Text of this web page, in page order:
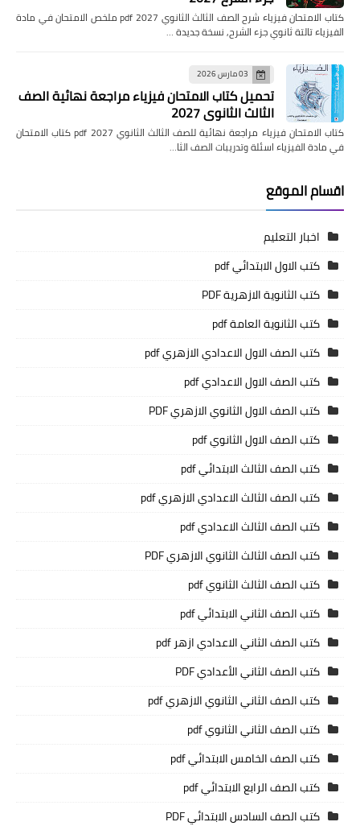
كتاب الامتحان فيزياء شرح الصف الثالث الثانوي pdf 2027 ملخص الامتحان في مادة
الفيزياء تالتة ثانوي جزء الشرح, نسخة جديدة …
03 مارس 2026
تحميل كتاب الامتحان فيزياء مراجعة نهائية الصف
الثالث الثانوي 2027
كتاب الامتحان فيزياء مراجعة نهائية للصف الثالث الثانوي pdf 2027 كتاب الامتحان
في مادة الفيزياء اسئلة وتدريبات الصف الثا…
اقسام الموقع
اخبار التعليم
كتب الاول الابتدائي pdf
كتب الثانوية الازهرية PDF
كتب الثانوية العامة pdf
كتب الصف الاول الاعدادي الازهري pdf
كتب الصف الاول الاعدادي pdf
كتب الصف الاول الثانوي الازهري PDF
كتب الصف الاول الثانوي pdf
كتب الصف الثالث الابتدائي pdf
كتب الصف الثالث الاعدادي الازهري pdf
كتب الصف الثالث الاعدادي pdf
كتب الصف الثالث الثانوي الازهري PDF
كتب الصف الثالث الثانوي pdf
كتب الصف الثاني الابتدائي pdf
كتب الصف الثاني الاعدادي ازهر pdf
كتب الصف الثاني الأعدادي PDF
كتب الصف الثاني الثانوي الازهري pdf
كتب الصف الثاني الثانوي pdf
كتب الصف الخامس الابتدائي pdf
كتب الصف الرابع الابتدائي pdf
كتب الصف السادس الابتدائي PDF